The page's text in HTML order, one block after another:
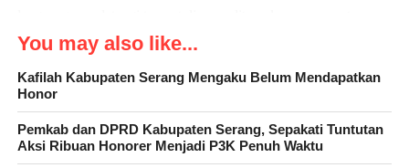
tersebut,dan selanjutnya menghubungi KA SPK Polres
identifikasi dan penanganan lebih lanjut
You may also like...
Kafilah Kabupaten Serang Mengaku Belum Mendapatkan
Honor
Pemkab dan DPRD Kabupaten Serang, Sepakati Tuntutan
Aksi Ribuan Honorer Menjadi P3K Penuh Waktu